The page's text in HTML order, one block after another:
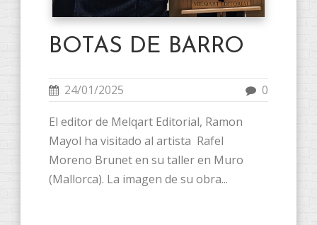
BOTAS DE BARRO
24/01/2025 0
El editor de Melqart Editorial, Ramon
Mayol ha visitado al artista Rafel
Moreno Brunet en su taller en Muro
(Mallorca). La imagen de su obra...